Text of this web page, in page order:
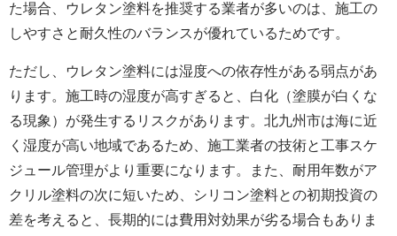
た場合、ウレタン塗料を推奨する業者が多いのは、施工の
しやすさと耐久性のバランスが優れているためです。
ただし、ウレタン塗料には湿度への依存性がある弱点があ
ります。施工時の湿度が高すぎると、白化（塗膜が白くな
る現象）が発生するリスクがあります。北九州市は海に近
く湿度が高い地域であるため、施工業者の技術と工事スケ
ジュール管理がより重要になります。また、耐用年数がア
クリル塗料の次に短いため、シリコン塗料との初期投資の
差を考えると、長期的には費用対効果が劣る場合もありま